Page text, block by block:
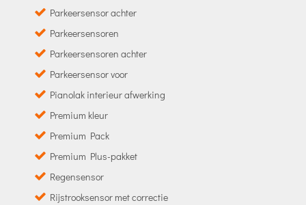
Parkeersensor achter
Parkeersensoren
Parkeersensoren achter
Parkeersensor voor
Pianolak interieur afwerking
Premium kleur
Premium Pack
Premium Plus-pakket
Regensensor
Rijstrooksensor met correctie